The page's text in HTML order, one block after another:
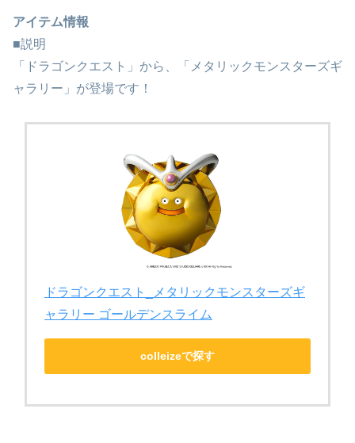
アイテム情報
■説明
「ドラゴンクエスト」から、「メタリックモンスターズギ
ャラリー」が登場です！
ドラゴンクエスト_メタリックモンスターズギ
ャラリー ゴールデンスライム
colleizeで探す